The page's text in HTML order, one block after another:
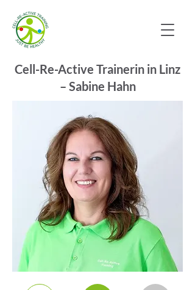
Cell-Re-Active Trainerin in Linz
– Sabine Hahn